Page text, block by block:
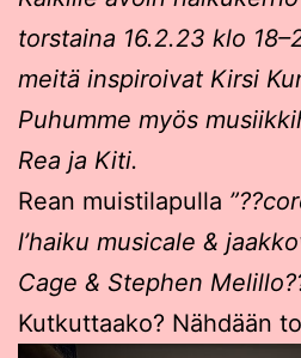
torstaina 16.2.23 klo
meitä inspiroivat Kirsi
Puhumme myös
Rea ja Kiti.
Rean muistilapulla
l’haiku musicale &
Cage & Stephen
Kutkuttaako? Nähdään